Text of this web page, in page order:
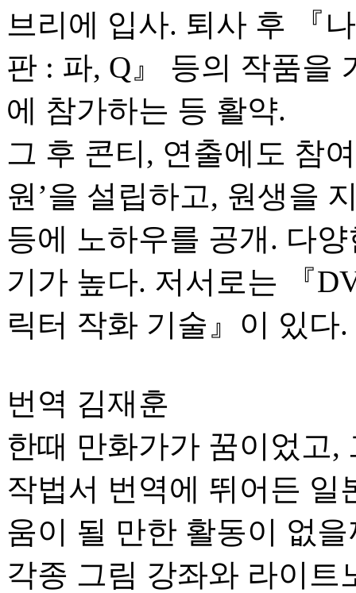
브리에 입사. 퇴사 후 『
판 : 파, Q』 등의 작품을
에 참가하는 등 활약.
그 후 콘티, 연출에도 참
원’을 설립하고, 원생을
등에 노하우를 공개. 다
기가 높다. 저서로는 『
릭터 작화 기술』이 있다.
번역 김재훈
한때 만화가가 꿈이었고,
작법서 번역에 뛰어든 일
움이 될 만한 활동이 없
각종 그림 강좌와 라이